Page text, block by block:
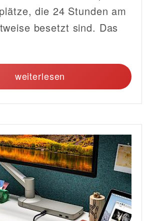
die 24 Stunden am
besetzt sind. Das
weiterlesen